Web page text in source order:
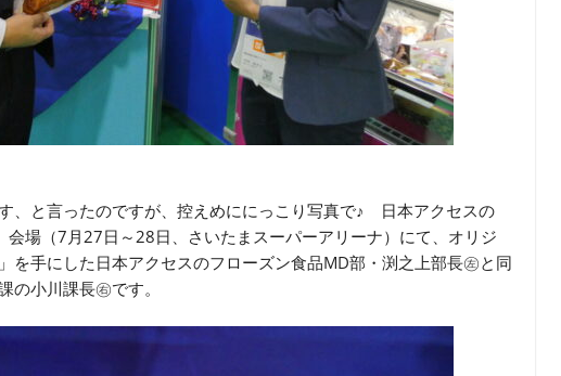
、と言ったのですが、控えめににっこり写真で♪ 日本アクセスの
会場（7月27日～28日、さいたまスーパーアリーナ）にて、オリジ
を手にした日本アクセスのフローズン食品MD部・渕之上部長㊧と同
の小川課長㊨です。